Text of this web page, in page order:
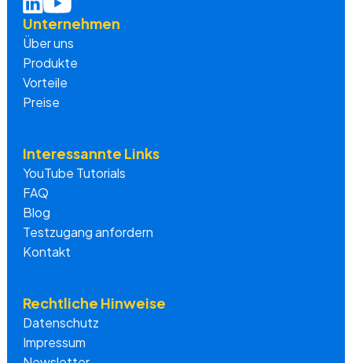
Unternehmen
Über uns
Produkte
Vorteile
Preise
Interessannte Links
YouTube Tutorials
FAQ
Blog
Testzugang anfordern
Kontakt
Rechtliche Hinweise
Datenschutz
Impressum